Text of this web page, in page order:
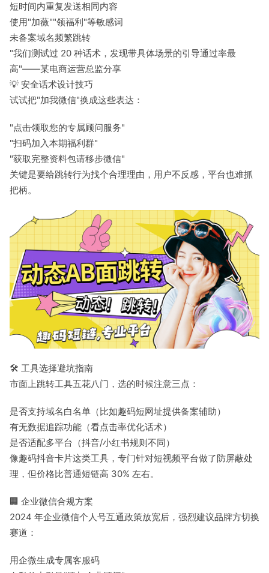
短时间内重复发送相同内容
使用"加薇""领福利"等敏感词
未备案域名频繁跳转
"我们测试过 20 种话术，发现带具体场景的引导通过率最
高"——某电商运营总监分享
💡 安全话术设计技巧
试试把"加我微信"换成这些表达：
"点击领取您的专属顾问服务"
"扫码加入本期福利群"
"获取完整资料包请移步微信"
关键是要给跳转行为找个合理理由，用户不反感，平台也难抓
把柄。
🛠️ 工具选择避坑指南
市面上跳转工具五花八门，选的时候注意三点：
是否支持域名白名单（比如趣码短网址提供备案辅助）
有无数据追踪功能（看点击率优化话术）
是否适配多平台（抖音/小红书规则不同）
像趣码抖音卡片这类工具，专门针对短视频平台做了防屏蔽处
理，但价格比普通短链高 30% 左右。
🏢 企业微信合规方案
2024 年企业微信个人号互通政策放宽后，强烈建议品牌方切换
赛道：
用企微生成专属客服码